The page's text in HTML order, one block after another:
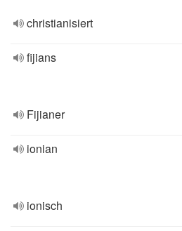
christianisiert
fijians
Fijianer
ionian
ionisch